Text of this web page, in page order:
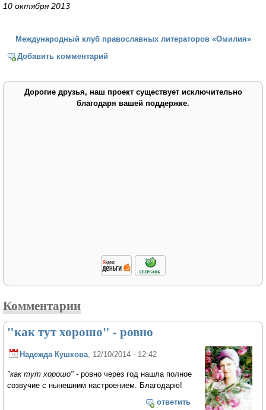
10 октября 2013
Международный клуб православных литераторов «Омилия»
Добавить комментарий
Дорогие друзья, наш проект существует исключительно
благодаря вашей поддержке.
Комментарии
"как тут хорошо" - ровно
Надежда Кушкова , 12/10/2014 - 12:42
"как тут хорошо" -ровно через год нашла полное
созвучие с нынешним настроением. Благодарю!
ответить